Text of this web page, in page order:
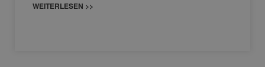
WEITERLESEN >>